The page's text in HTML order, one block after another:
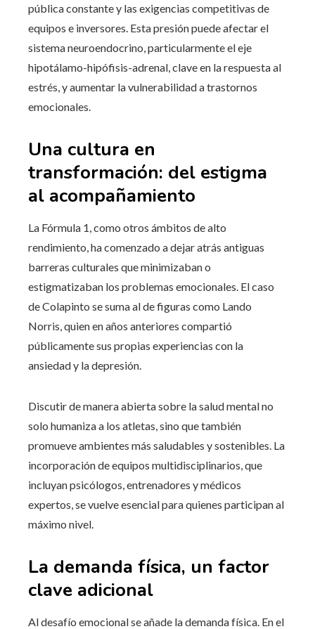
pública constante y las exigencias competitivas de
equipos e inversores. Esta presión puede afectar el
sistema neuroendocrino, particularmente el eje
hipotálamo-hipófisis-adrenal, clave en la respuesta al
estrés, y aumentar la vulnerabilidad a trastornos
emocionales.
Una cultura en
transformación: del estigma
al acompañamiento
La Fórmula 1, como otros ámbitos de alto
rendimiento, ha comenzado a dejar atrás antiguas
barreras culturales que minimizaban o
estigmatizaban los problemas emocionales. El caso
de Colapinto se suma al de figuras como Lando
Norris, quien en años anteriores compartió
públicamente sus propias experiencias con la
ansiedad y la depresión.
Discutir de manera abierta sobre la salud mental no
solo humaniza a los atletas, sino que también
promueve ambientes más saludables y sostenibles. La
incorporación de equipos multidisciplinarios, que
incluyan psicólogos, entrenadores y médicos
expertos, se vuelve esencial para quienes participan al
máximo nivel.
La demanda física, un factor
clave adicional
Al desafío emocional se añade la demanda física. En el